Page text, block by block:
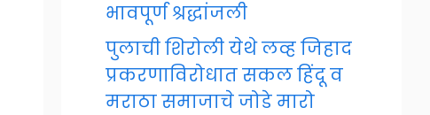
भावपूर्ण श्रद्धांजली
पुलाची शिरोली येथे लव्ह जिहाद
प्रकरणाविरोधात सकल हिंदू व
मराठा समाजाचे जोडे मारो